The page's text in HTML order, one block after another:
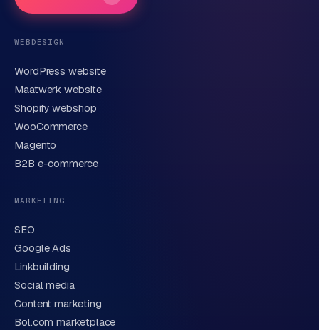
Telefoonnummer(optioneel)
Korte omschrijving van je vraag of project
Verstuur aanvraag
We behandelen je gegevens zorgvuldig conform onze
privacyverklaring. Of bel direct
WEBDESIGN
WordPress website
Maatwerk website
Shopify webshop
WooCommerce
Magento
B2B e-commerce
MARKETING
SEO
Google Ads
Linkbuilding
Social media
Content marketing
Bol.com marketplace